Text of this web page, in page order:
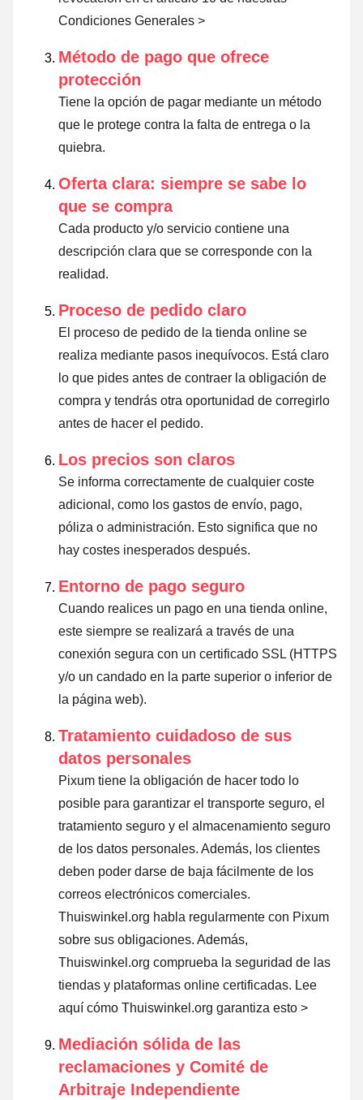
Condiciones Generales >
Método de pago que ofrece
protección
Tiene la opción de pagar mediante un método
que le protege contra la falta de entrega o la
quiebra.
Oferta clara: siempre se sabe lo
que se compra
Cada producto y/o servicio contiene una
descripción clara que se corresponde con la
realidad.
Proceso de pedido claro
El proceso de pedido de la tienda online se
realiza mediante pasos inequívocos. Está claro
lo que pides antes de contraer la obligación de
compra y tendrás otra oportunidad de corregirlo
antes de hacer el pedido.
Los precios son claros
Se informa correctamente de cualquier coste
adicional, como los gastos de envío, pago,
póliza o administración. Esto significa que no
hay costes inesperados después.
Entorno de pago seguro
Cuando realices un pago en una tienda online,
este siempre se realizará a través de una
conexión segura con un certificado SSL (HTTPS
y/o un candado en la parte superior o inferior de
la página web).
Tratamiento cuidadoso de sus
datos personales
Pixum tiene la obligación de hacer todo lo
posible para garantizar el transporte seguro, el
tratamiento seguro y el almacenamiento seguro
de los datos personales. Además, los clientes
deben poder darse de baja fácilmente de los
correos electrónicos comerciales.
Thuiswinkel.org habla regularmente con Pixum
sobre sus obligaciones. Además,
Thuiswinkel.org comprueba la seguridad de las
tiendas y plataformas online certificadas. Lee
aquí cómo Thuiswinkel.org garantiza esto >
Mediación sólida de las
reclamaciones y Comité de
Arbitraje Independiente